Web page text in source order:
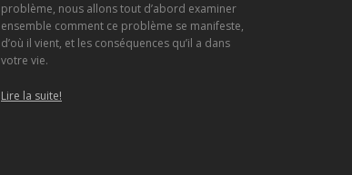
problème, nous allons tout d’abord examiner
ensemble comment ce problème se manifeste,
d’où il vient, et les conséquences qu’il a dans
votre vie.
Lire la suite!